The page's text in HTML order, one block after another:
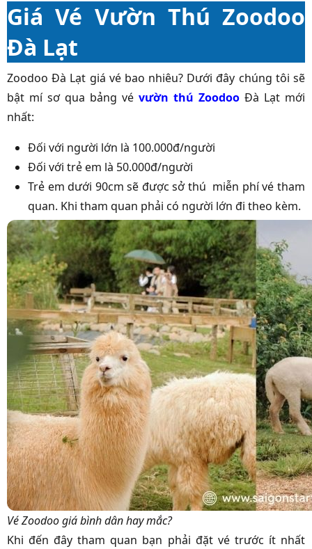
Giá Vé Vườn Thú Zoodoo
Đà Lạt
Zoodoo Đà Lạt giá vé bao nhiêu? Dưới đây chúng tôi sẽ
bật mí sơ qua bảng vé vườn thú Zoodoo Đà Lạt mới
nhất:
Đối với người lớn là 100.000đ/người
Đối với trẻ em là 50.000đ/người
Trẻ em dưới 90cm sẽ được sở thú miễn phí vé tham
quan. Khi tham quan phải có người lớn đi theo kèm.
Vé Zoodoo giá bình dân hay mắc?
Khi đến đây tham quan bạn phải đặt vé trước ít nhất